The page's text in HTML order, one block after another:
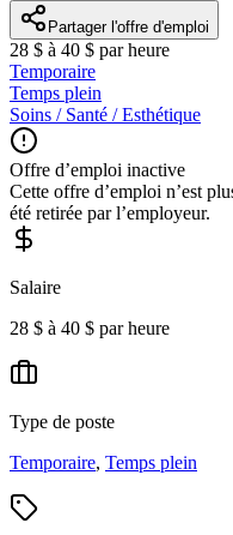
Partager l'offre d'emploi
28 $ à 40 $ par heure
Temporaire
Temps plein
Soins / Santé / Esthétique
Offre d’emploi inactive
Cette offre d’emploi n’est
été retirée par l’employeur.
Salaire
28 $ à 40 $ par heure
Type de poste
Temporaire, Temps plein